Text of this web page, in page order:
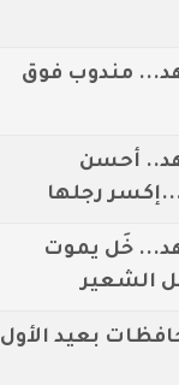
مندوب فوق
أحسن
رجلها
خَل يموت
الشعير
بعيد الأول